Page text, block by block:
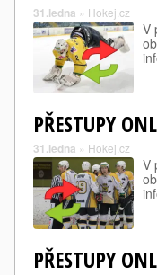
31.ledna » Hokej.cz
V
PŘESTUPY
31.ledna » Hokej.cz
V
PŘESTUPY